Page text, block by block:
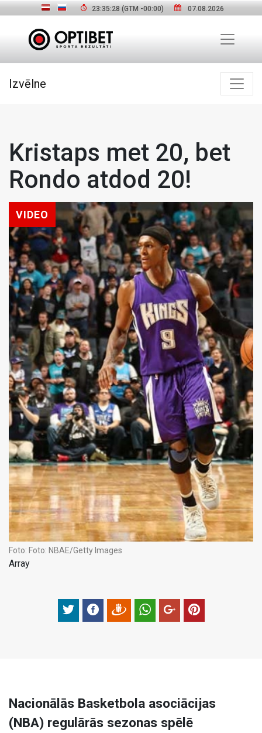
23:35:29 (GTM -00:00) 07.08.2026
Izvēlne
Kristaps met 20, bet
Rondo atdod 20!
VIDEO
Foto: Foto: NBAE/Getty Images
Array
Nacionālās Basketbola asociācijas
(NBA) regulārās sezonas spēlē